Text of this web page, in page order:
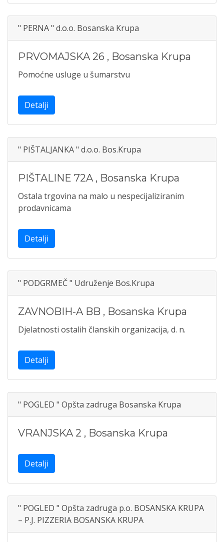
" PERNA " d.o.o. Bosanska Krupa
PRVOMAJSKA 26 , Bosanska Krupa
Pomoćne usluge u šumarstvu
Detalji
" PIŠTALJANKA " d.o.o. Bos.Krupa
PIŠTALINE 72A , Bosanska Krupa
Ostala trgovina na malo u nespecijaliziranim
prodavnicama
Detalji
" PODGRMEČ " Udruženje Bos.Krupa
ZAVNOBIH-A BB , Bosanska Krupa
Djelatnosti ostalih članskih organizacija, d. n.
Detalji
" POGLED " Opšta zadruga Bosanska Krupa
VRANJSKA 2 , Bosanska Krupa
Detalji
" POGLED " Opšta zadruga p.o. BOSANSKA KRUPA
– P.J. PIZZERIA BOSANSKA KRUPA